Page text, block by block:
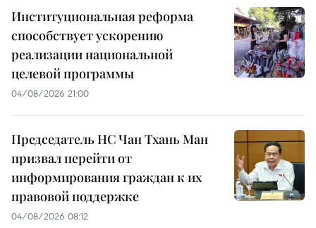
Институциональная реформа
способствует ускорению
реализации национальной
целевой программы
04/08/2026 21:00
Председатель НС Чан Тхань Ман
призвал перейти от
информирования граждан к их
правовой поддержке
04/08/2026 08:12